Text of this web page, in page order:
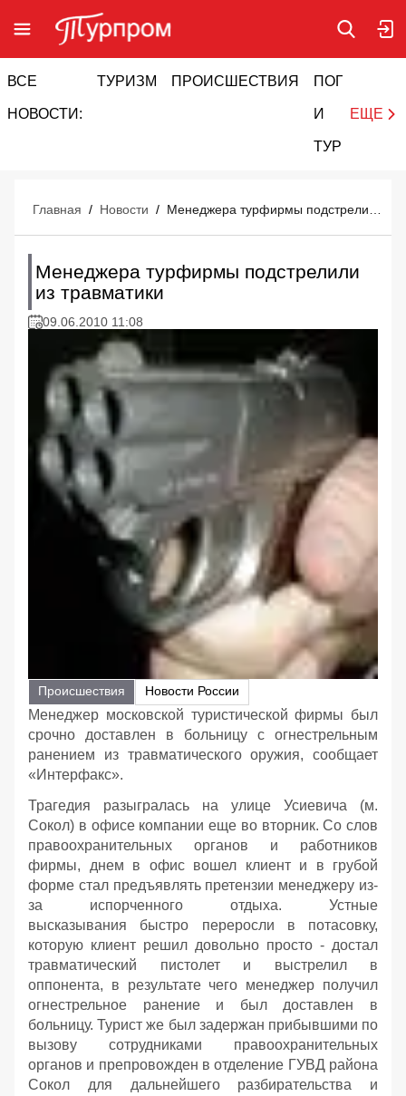
ВСЕ
НОВОСТИ:
ТУРИЗМ ПРОИСШЕСТВИЯ ПОГОДА
И
ТУРИЗМ
ЕЩЕ
Главная / Новости /
Менеджера турфирмы подстрелили
из травматики
09.06.2010 11:08
Происшествия Новости России
Менеджер московской туристической фирмы был
срочно доставлен в больницу с огнестрельным
ранением из травматического оружия, сообщает
«Интерфакс».
Трагедия разыгралась на улице Усиевича (м.
Сокол) в офисе компании еще во вторник. Со слов
правоохранительных органов и работников
фирмы, днем в офис вошел клиент и в грубой
форме стал предъявлять претензии менеджеру из-
за испорченного отдыха. Устные
высказывания быстро переросли в потасовку,
которую клиент решил довольно просто - достал
травматический пистолет и выстрелил в
оппонента, в результате чего менеджер получил
огнестрельное ранение и был доставлен в
больницу. Турист же был задержан прибывшими по
вызову сотрудниками правоохранительных
органов и препровожден в отделение ГУВД района
Сокол для дальнейшего разбирательства и